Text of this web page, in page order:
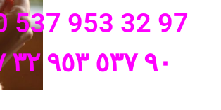
537 953 32 97
+٩٠ ٥٣٧ ٩٥٣ ٣٢ ٩٧